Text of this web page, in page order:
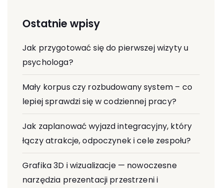
Ostatnie wpisy
Jak przygotować się do pierwszej wizyty u
psychologa?
Mały korpus czy rozbudowany system – co
lepiej sprawdzi się w codziennej pracy?
Jak zaplanować wyjazd integracyjny, który
łączy atrakcje, odpoczynek i cele zespołu?
Grafika 3D i wizualizacje — nowoczesne
narzędzia prezentacji przestrzeni i